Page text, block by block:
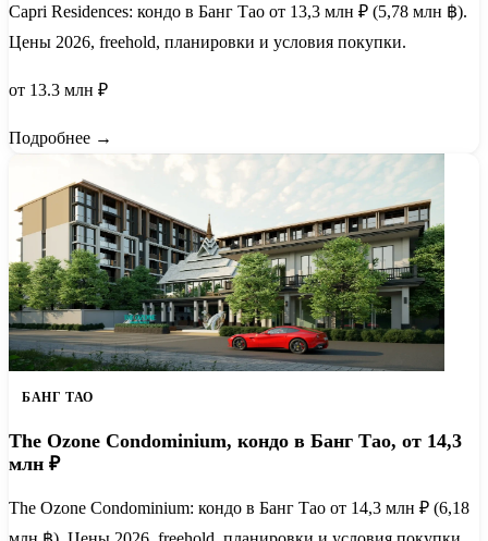
Capri Residences: кондо в Банг Тао от 13,3 млн ₽ (5,78 млн ฿).
Цены 2026, freehold, планировки и условия покупки.
от 13.3 млн ₽
Подробнее →
БАНГ ТАО
The Ozone Condominium, кондо в Банг Тао, от 14,3
млн ₽
The Ozone Condominium: кондо в Банг Тао от 14,3 млн ₽ (6,18